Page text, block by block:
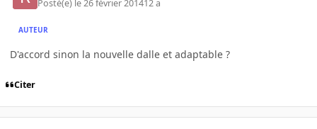
Posté(e) le 26 février 201412 a
AUTEUR
D'accord sinon la nouvelle dalle et adaptable ?
Citer